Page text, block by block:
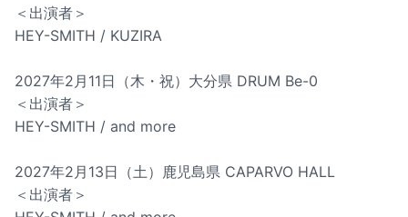
＜出演者＞
HEY-SMITH / KUZIRA
2027年2月11日（木・祝）大分県 DRUM Be-0
＜出演者＞
HEY-SMITH / and more
2027年2月13日（土）鹿児島県 CAPARVO HALL
＜出演者＞